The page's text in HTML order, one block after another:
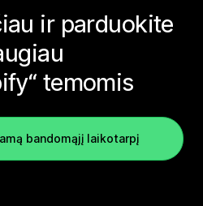
ir parduokite
temomis
bandomąjį laikotarpį